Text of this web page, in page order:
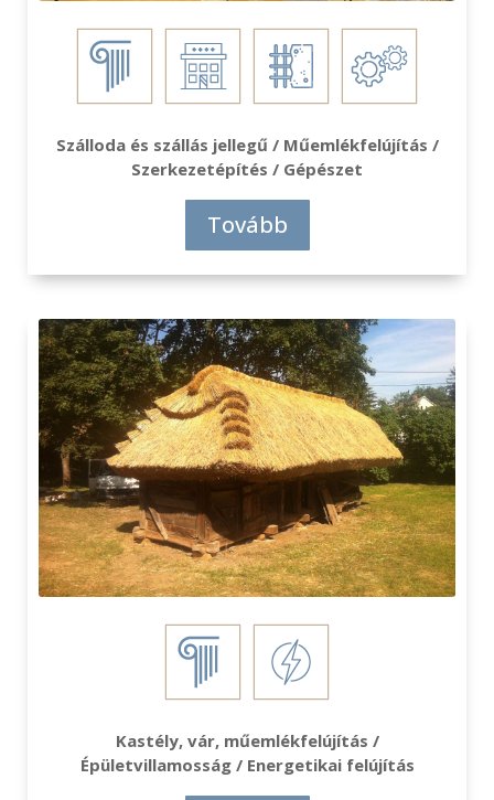
Szálloda és szállás jellegű / Műemlékfelújítás /
Szerkezetépítés / Gépészet
Tovább
Kastély, vár, műemlékfelújítás /
Épületvillamosság / Energetikai felújítás